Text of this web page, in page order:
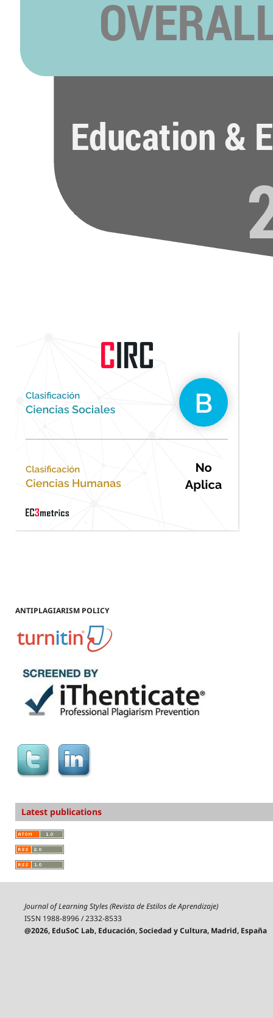
ANTIPLAGIARISM POLICY
Latest publications
Journal of Learning Styles (Revista de Estilos de Aprendizaje)
ISSN 1988-8996 / 2332-8533
@2026, EduSoC Lab, Educación, Sociedad y Cultura, Madrid, España